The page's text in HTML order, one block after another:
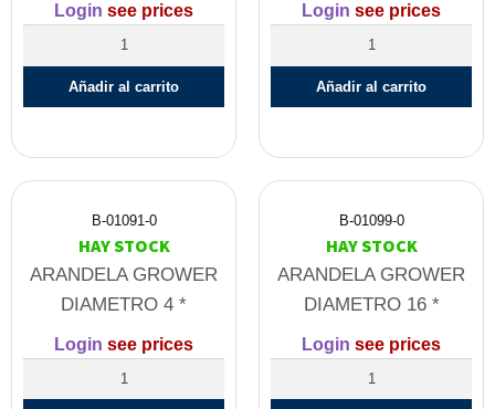
Login see prices
Añadir al carrito
Login see prices
Añadir al carrito
B-01091-0
HAY STOCK
ARANDELA GROWER
DIAMETRO 4 *
Login see prices
B-01099-0
HAY STOCK
ARANDELA GROWER
DIAMETRO 16 *
Login see prices